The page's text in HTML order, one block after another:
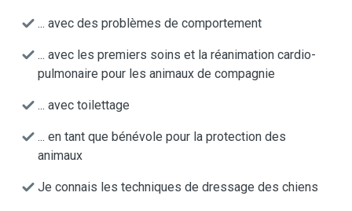
... avec des problèmes de comportement
... avec les premiers soins et la réanimation cardio-
pulmonaire pour les animaux de compagnie
... avec toilettage
... en tant que bénévole pour la protection des
animaux
Je connais les techniques de dressage des chiens